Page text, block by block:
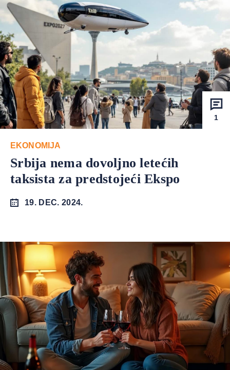
1
EKONOMIJA
Srbija nema dovoljno letećih
taksista za predstojeći Ekspo
19. DEC. 2024.